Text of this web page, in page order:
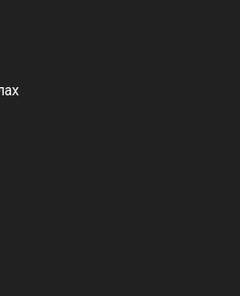
хурлын 2026 оны
6 дугаар сарын 21-нд болно
НҮБ-ын тогтоол санаачилж,